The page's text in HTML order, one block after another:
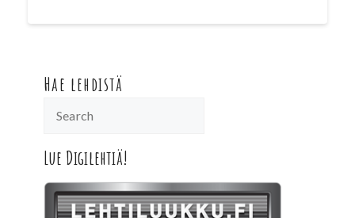
Hae lehdistä
Lue Digilehtiä!